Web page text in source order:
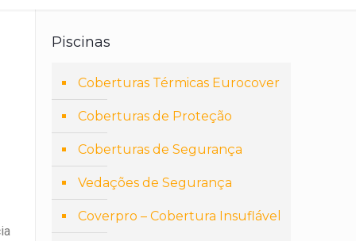
Piscinas
Coberturas Térmicas Eurocover
Coberturas de Proteção
Coberturas de Segurança
Vedações de Segurança
Coverpro – Cobertura Insuflável